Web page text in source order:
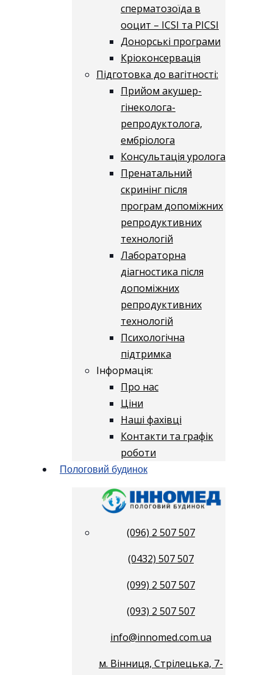
сперматозоїда в
ооцит – ICSI та PICSI
Донорські програми
Кріоконсервація
Підготовка до вагітності:
Прийом акушер-
гінеколога-
репродуктолога,
ембріолога
Консультація уролога
Пренатальний
скринінг після
програм допоміжних
репродуктивних
технологій
​​Лабораторна
діагностика після
допоміжних
репродуктивних
технологій
​​Психологічна
підтримка
Інформація:
Про нас
Ціни
Наші фахівці
Контакти та графік
роботи
Пологовий будинок
(096) 2 507 507
(0432) 507 507
(099) 2 507 507
(093) 2 507 507
info@innomed.com.ua
м. Вінниця, Стрілецька, 7-